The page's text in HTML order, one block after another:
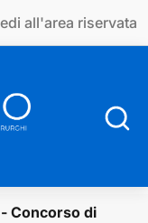
all'area riservata
Concorso di